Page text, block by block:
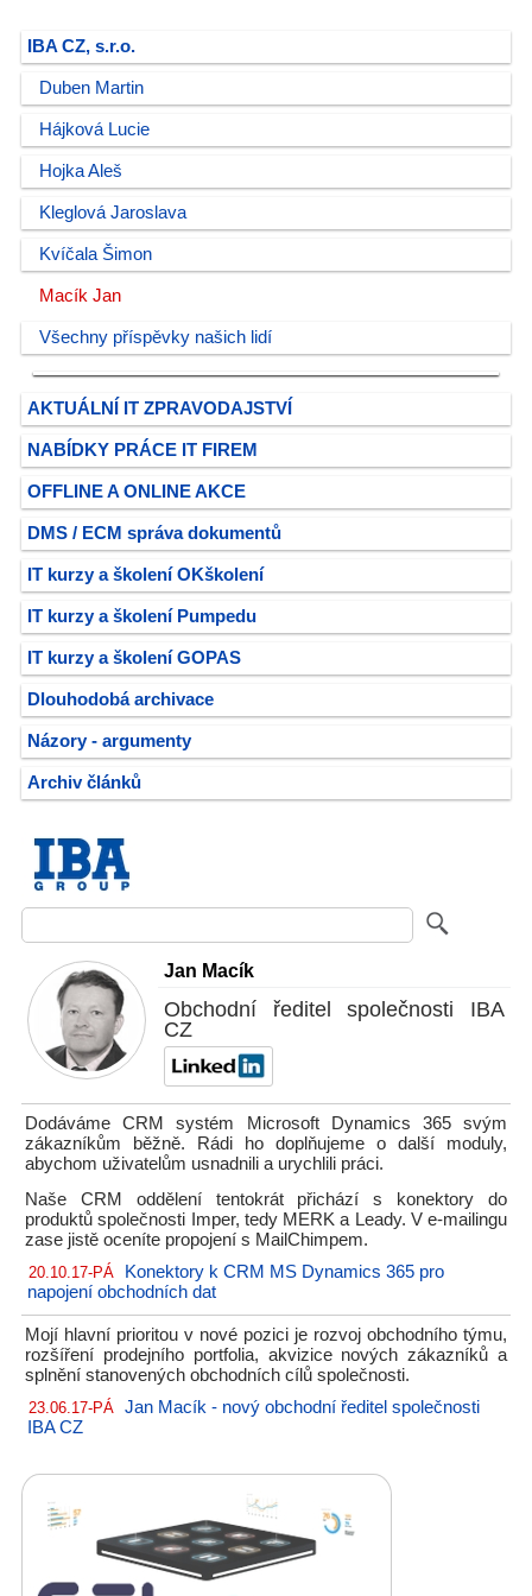
IBA CZ, s.r.o.
Duben Martin
Hájková Lucie
Hojka Aleš
Kleglová Jaroslava
Kvíčala Šimon
Macík Jan
Všechny příspěvky našich lidí
AKTUÁLNÍ IT ZPRAVODAJSTVÍ
NABÍDKY PRÁCE IT FIREM
OFFLINE A ONLINE AKCE
DMS / ECM správa dokumentů
IT kurzy a školení OKškolení
IT kurzy a školení Pumpedu
IT kurzy a školení GOPAS
Dlouhodobá archivace
Názory - argumenty
Archiv článků
Jan Macík
Obchodní ředitel společnosti IBA
CZ
Dodáváme CRM systém Microsoft Dynamics 365 svým
zákazníkům běžně. Rádi ho doplňujeme o další moduly,
abychom uživatelům usnadnili a urychlili práci.
Naše CRM oddělení tentokrát přichází s konektory do
produktů společnosti Imper, tedy MERK a Leady. V e-mailingu
zase jistě oceníte propojení s MailChimpem.
20.10.17-PÁ
Konektory k CRM MS Dynamics 365 pro
napojení obchodních dat
Mojí hlavní prioritou v nové pozici je rozvoj obchodního týmu,
rozšíření prodejního portfolia, akvizice nových zákazníků a
splnění stanovených obchodních cílů společnosti.
23.06.17-PÁ Jan Macík - nový obchodní ředitel společnosti
IBA CZ